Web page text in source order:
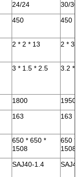
24/24
30/30
450 450
2 * 2 * 13 2 * 3
3 * 1.5 * 2.5 3.2 *
1800
1950
163 163
650 * 650 *
1508
650 *
1508
SAJ40-1.4